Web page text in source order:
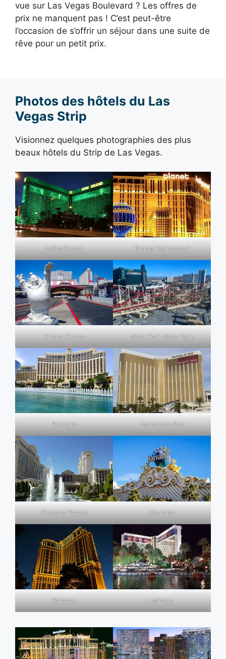
vue sur Las Vegas Boulevard ? Les offres de
prix ne manquent pas ! C’est peut-être
l’occasion de s’offrir un séjour dans une suite de
rêve pour un petit prix.
Photos des hôtels du Las
Vegas Strip
Visionnez quelques photographies des plus
beaux hôtels du Strip de Las Vegas.
MGM Grand Planet Hollywood
Circus Circus New York New York
Bellagio Mandalay Bay
Caesars Palace Harrah’s
Palazzo Mirage